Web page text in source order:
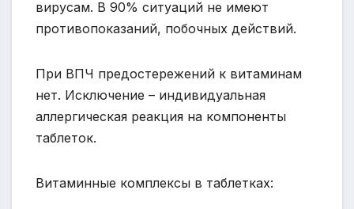
вирусам. В 90% ситуаций не имеют
противопоказаний, побочных действий.
При ВПЧ предостережений к витаминам
нет. Исключение – индивидуальная
аллергическая реакция на компоненты
таблеток.
Витаминные комплексы в таблетках: